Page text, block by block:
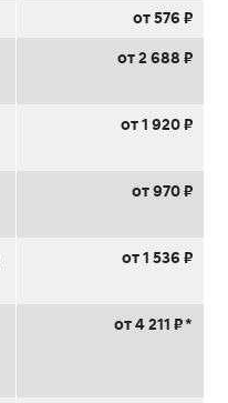
от 576 ₽
от 2 688 ₽
от 1 920 ₽
от 970 ₽
от 1 536 ₽
от 4 211 ₽ *